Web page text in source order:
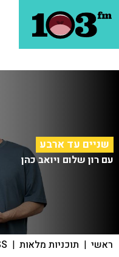
שניים עד ארבע
עם רון שלום ויואב כהן
ראשי | תוכניות מלאות |